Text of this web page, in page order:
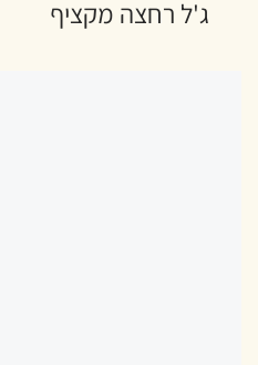
ג'ל רחצה מקציף